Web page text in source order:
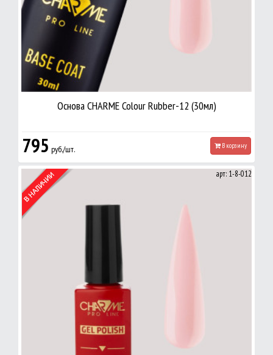
Основа CHARME Colour Rubber-12 (30мл)
795 руб./шт. В корзину
арт: 1-8-012